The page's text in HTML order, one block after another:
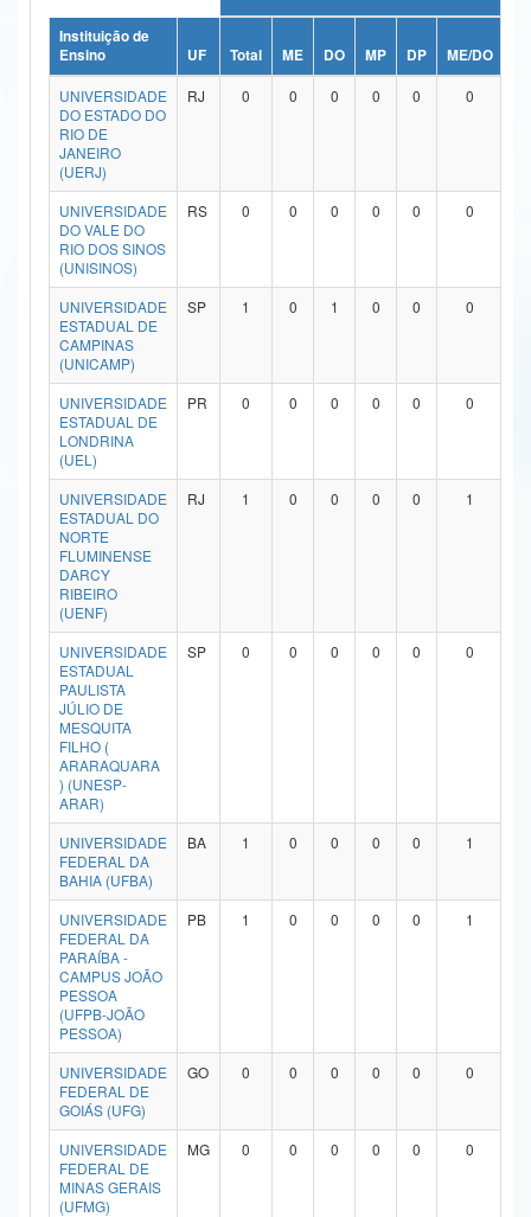
Ministério da Ciência, Tecnologia, Inovações e Comunicações
Ministério do Meio Ambiente
Ministério do Turismo
Ministério do Desenvolvimento Regional
Controladoria-Geral da União
Ministério da Mulher, da Família e dos Direitos Humanos
Secretaria-Geral
Secretaria de Governo
Gabinete de Segurança Institucional
Advocacia-Geral da União
Banco Central do Brasil
Instituição de
Ensino
UF Total ME DO MP DP ME/DO
UNIVERSIDADE
DO ESTADO DO
RIO DE
JANEIRO
(UERJ)
RJ 0 0 0 0 0 0
UNIVERSIDADE
DO VALE DO
RIO DOS SINOS
(UNISINOS)
RS 0 0 0 0 0 0
UNIVERSIDADE
ESTADUAL DE
CAMPINAS
(UNICAMP)
SP 1 0 1 0 0 0
UNIVERSIDADE
ESTADUAL DE
LONDRINA
(UEL)
PR 0 0 0 0 0 0
UNIVERSIDADE
ESTADUAL DO
NORTE
FLUMINENSE
DARCY
RIBEIRO
(UENF)
RJ 1 0 0 0 0 1
UNIVERSIDADE
ESTADUAL
PAULISTA
JÚLIO DE
MESQUITA
FILHO (
ARARAQUARA
) (UNESP-
ARAR)
SP 0 0 0 0 0 0
UNIVERSIDADE
FEDERAL DA
BAHIA (UFBA)
BA 1 0 0 0 0 1
UNIVERSIDADE
FEDERAL DA
PARAÍBA -
CAMPUS JOÃO
PESSOA
(UFPB-JOÃO
PESSOA)
PB 1 0 0 0 0 1
UNIVERSIDADE
FEDERAL DE
GOIÁS (UFG)
GO 0 0 0 0 0 0
UNIVERSIDADE
FEDERAL DE
MINAS GERAIS
(UFMG)
MG 0 0 0 0 0 0